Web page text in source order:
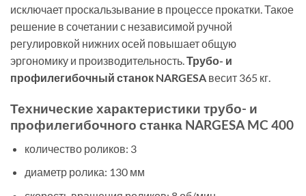
исключает проскальзывание в процессе прокатки. Такое
решение в сочетании с независимой ручной
регулировкой нижних осей повышает общую
эргономику и производительность.Трубо- и
профилегибочный станок NARGESA весит 365 кг.
Технические характеристики трубо- и
профилегибочного станка NARGESA MC 400
количество роликов: 3
диаметр ролика: 130 мм